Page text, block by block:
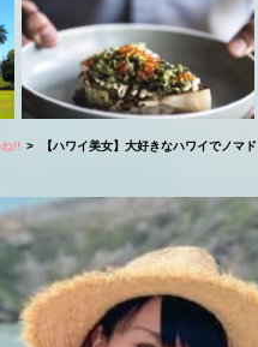
!! 【ハワイ美女】大好きなハワイでノマ